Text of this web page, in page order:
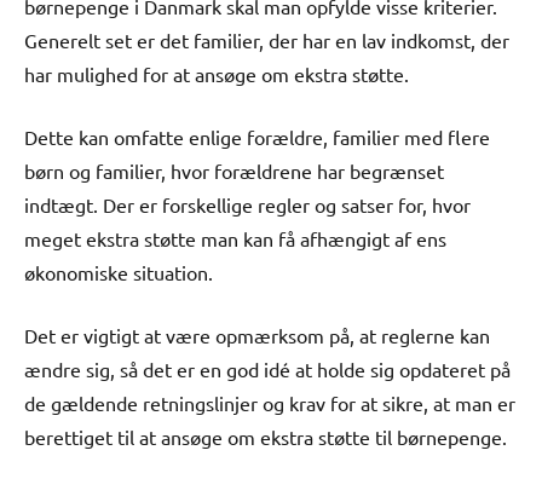
børnepenge i Danmark skal man opfylde visse kriterier.
Generelt set er det familier, der har en lav indkomst, der
har mulighed for at ansøge om ekstra støtte.
Dette kan omfatte enlige forældre, familier med flere
børn og familier, hvor forældrene har begrænset
indtægt. Der er forskellige regler og satser for, hvor
meget ekstra støtte man kan få afhængigt af ens
økonomiske situation.
Det er vigtigt at være opmærksom på, at reglerne kan
ændre sig, så det er en god idé at holde sig opdateret på
de gældende retningslinjer og krav for at sikre, at man er
berettiget til at ansøge om ekstra støtte til børnepenge.